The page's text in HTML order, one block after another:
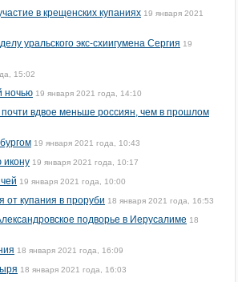
в крещенских купаниях 19 января 2021
уральского экс-схиигумена Сергия 19
15:02
ночью 19 января 2021 года, 14:10
почти вдвое меньше россиян, чем в прошлом
19 января 2021 года, 10:43
икону 19 января 2021 года, 10:17
19 января 2021 года, 10:00
от купания в проруби 18 января 2021 года, 16:53
подворье в Иерусалиме 18
18 января 2021 года, 16:09
18 января 2021 года, 16:03